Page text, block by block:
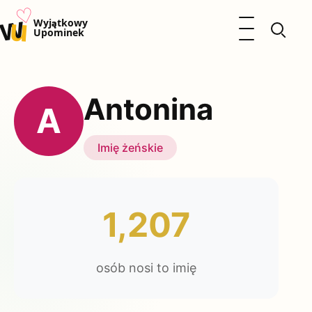
u♡Wyjątkowy
Upominek
Otwórz menu
Kalendarz Imienin
Kobieta
Okazje
Katalog prezentów
A Antonina
Imię żeńskie
1,207
osób nosi to imię